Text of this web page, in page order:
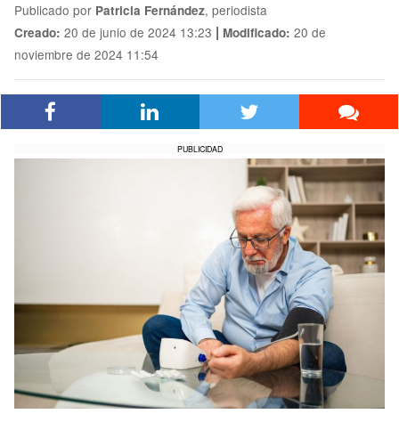
Publicado por Patricia Fernández, periodista
Creado: 20 de junio de 2024 13:23 | Modificado: 20 de
noviembre de 2024 11:54
PUBLICIDAD